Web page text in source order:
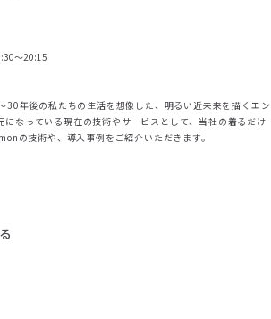
～20:15
年後の私たちの生活を想像した、明るい近未来を描くエン
になっている現在の技術やサービスとして、当社の着るだけ
の技術や、導入事例をご紹介いただきます。